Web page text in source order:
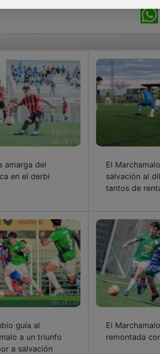
amarga del
en el derbi
El
salvación al
tantos de
guía al
a un triunfo
a salvación
El
remontada